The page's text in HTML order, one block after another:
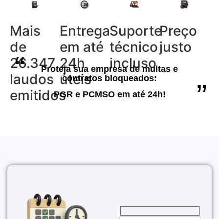
Mais
de
26.347
laudos
emitidos
Entrega
em até
24h
úteis
Suporte
técnico
incluso
Preço
justo
“
Proteja sua empresa de multas e
contratos bloqueados:
PGR e PCMSO em até 24h!
”